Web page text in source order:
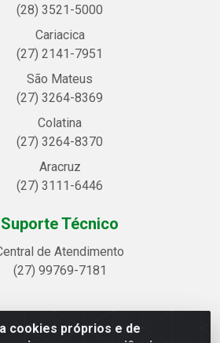
cookies próprios e de
(28) 3521-5000
Cariacica
(27) 2141-7951
São Mateus
(27) 3264-8369
Colatina
(27) 3264-8370
Aracruz
(27) 3111-6446
Suporte Técnico
de Atendimento
(27) 99769-7181
LTDA - Avenida Alegre, 2521 -